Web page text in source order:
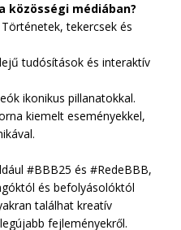
közösségi médiában?
tekercsek és
tudósítások és interaktív
ikonikus pillanatokkal.
kiemelt eseményekkel,
#BBB25 és #RedeBBB,
és befolyásolóktól
találhat kreatív
fejleményekről.